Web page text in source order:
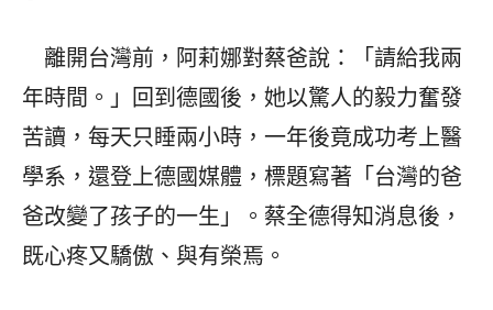
離開台灣前，阿莉娜對蔡爸說：「請給我兩
年時間。」回到德國後，她以驚人的毅力奮發
苦讀，每天只睡兩小時，一年後竟成功考上醫
學系，還登上德國媒體，標題寫著「台灣的爸
爸改變了孩子的一生」。蔡全德得知消息後，
既心疼又驕傲、與有榮焉。